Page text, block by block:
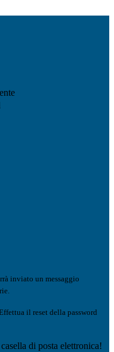
inviato un messaggio
il reset della password
di posta elettronica!